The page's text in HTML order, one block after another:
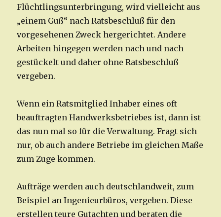
Flüchtlingsunterbringung, wird vielleicht aus
„einem Guß“ nach Ratsbeschluß für den
vorgesehenen Zweck hergerichtet. Andere
Arbeiten hingegen werden nach und nach
gestückelt und daher ohne Ratsbeschluß
vergeben.
Wenn ein Ratsmitglied Inhaber eines oft
beauftragten Handwerksbetriebes ist, dann ist
das nun mal so für die Verwaltung. Fragt sich
nur, ob auch andere Betriebe im gleichen Maße
zum Zuge kommen.
Aufträge werden auch deutschlandweit, zum
Beispiel an Ingenieurbüros, vergeben. Diese
erstellen teure Gutachten und beraten die